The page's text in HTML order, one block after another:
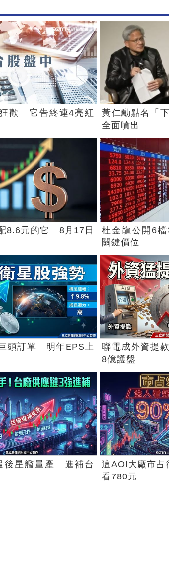
歡 它告終連4亮紅
黃仁勳點名「
全面噴出
8.6元的它 8月17日
杜金龍公開6
關鍵價位
頭訂單 明年EPS上
聯電成外資提
8億護盤
後星艦量產 進補台
這AOI大廠市
看780元